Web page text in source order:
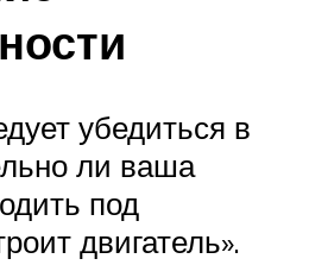
убедиться в
ли ваша
под
двигатель».